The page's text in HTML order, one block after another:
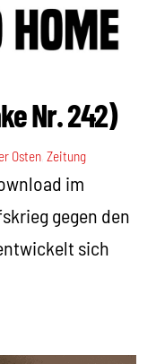
Nr. 242)
Osten ,Zeitung
im
gegen den
sich